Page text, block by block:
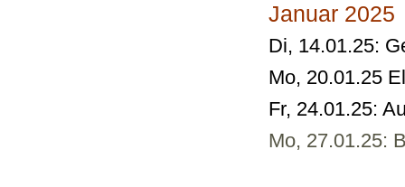
Januar 2025
Di, 14.01.25:
Mo, 20.01.25
Fr, 24.01.25:
Mo, 27.01.25: